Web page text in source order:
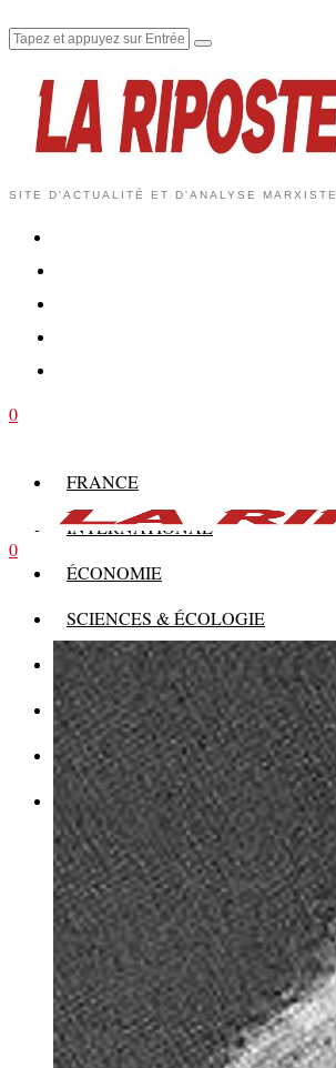
SITE D'ACTUALITÉ ET D'ANALYSE MARXISTE
0
FRANCE
INTERNATIONAL
ÉCONOMIE
SCIENCES & ÉCOLOGIE
HISTOIRE
THÉORIE
CULTURE
MULTIMÉDIAS
0